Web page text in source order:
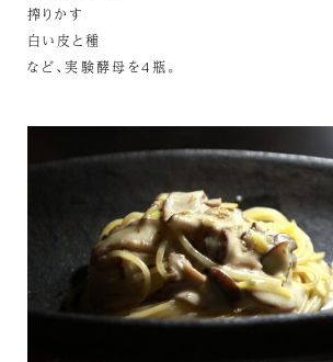
搾りかす
白い皮と種
など、実験酵母を4瓶。